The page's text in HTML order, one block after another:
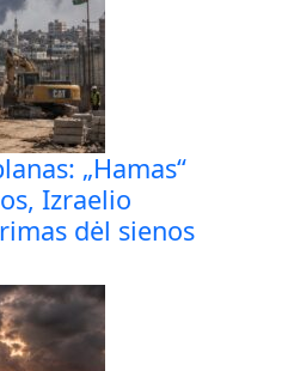
„Hamas“
Izraelio
dėl sienos